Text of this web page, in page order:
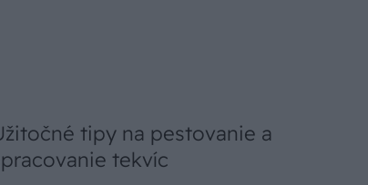
tipy na pestovanie a
tekvíc